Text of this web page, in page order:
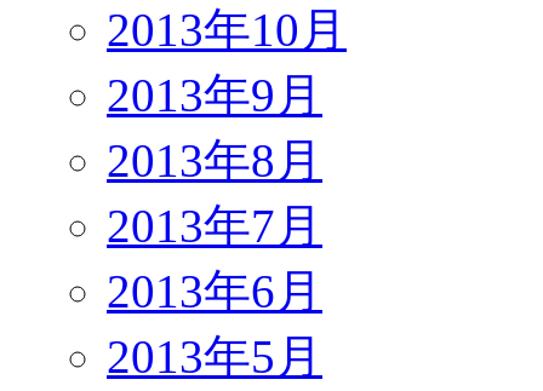
2013年10月
2013年9月
2013年8月
2013年7月
2013年6月
2013年5月